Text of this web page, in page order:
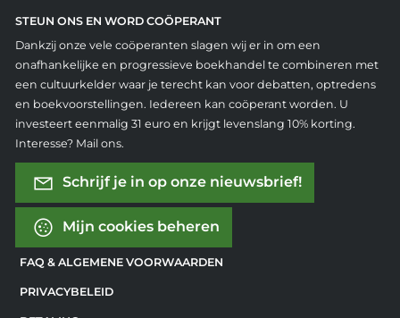
STEUN ONS EN WORD COÖPERANT
Dankzij onze vele coöperanten slagen wij er in om een
onafhankelijke en progressieve boekhandel te combineren met
een cultuurkelder waar je terecht kan voor debatten, optredens
en boekvoorstellingen. Iedereen kan coöperant worden. U
investeert eenmalig 31 euro en krijgt levenslang 10% korting.
Interesse? Mail ons.
Schrijf je in op onze nieuwsbrief!
Mijn cookies beheren
FAQ & ALGEMENE VOORWAARDEN
PRIVACYBELEID